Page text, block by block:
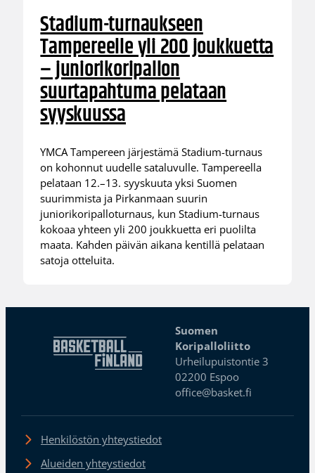
Stadium-turnaukseen
Tampereelle yli 200 joukkuetta
– juniorikoripallon
suurtapahtuma pelataan
syyskuussa
YMCA Tampereen järjestämä Stadium-turnaus
on kohonnut uudelle sataluvulle. Tampereella
pelataan 12.–13. syyskuuta yksi Suomen
suurimmista ja Pirkanmaan suurin
juniorikoripalloturnaus, kun Stadium-turnaus
kokoaa yhteen yli 200 joukkuetta eri puolilta
maata. Kahden päivän aikana kentillä pelataan
satoja otteluita.
Suomen
Koripalloliitto
Urheilupuistontie 3
02200 Espoo
office@basket.fi
Henkilöstön yhteystiedot
Alueiden yhteystiedot